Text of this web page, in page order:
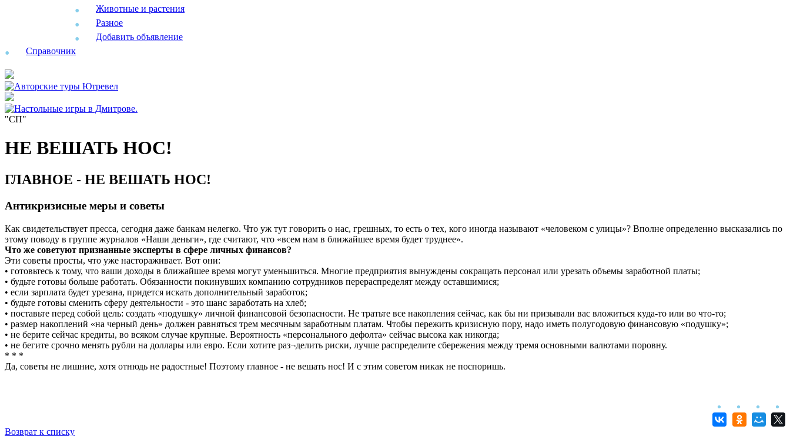
Животные и растения
Разное
Добавить объявление
Справочник
"СП"
НЕ ВЕШАТЬ НОС!
ГЛАВНОЕ - НЕ ВЕШАТЬ НОС!
Антикризисные меры и советы
Как свидетельствует пресса, сегодня даже банкам нелегко. Что уж тут говорить о нас, грешных, то есть о тех, кого иногда называют «человеком с улицы»? Вполне определенно высказались по
этому поводу в группе журналов «Наши деньги», где считают, что «всем нам в ближайшее время будет труднее».
Что же советуют признанные эксперты в сфере личных финансов?
Эти советы просты, что уже настораживает. Вот они:
• готовьтесь к тому, что ваши доходы в ближайшее время могут уменьшиться. Многие предприятия вынуждены сокращать персонал или урезать объемы заработной платы;
• будьте готовы больше работать. Обязанности покинувших компанию сотрудников перераспределят между оставшимися;
• если зарплата будет урезана, придется искать дополнительный заработок;
• будьте готовы сменить сферу деятельности - это шанс заработать на хлеб;
• поставьте перед собой цель: создать «подушку» личной финансовой безопасности. Не тратьте все накопления сейчас, как бы ни призывали вас вложиться куда-то или во что-то;
• размер накоплений «на черный день» должен равняться трем месячным заработным платам. Чтобы пережить кризисную пору, надо иметь полугодовую финансовую «подушку»;
• не берите сейчас кредиты, во всяком случае крупные. Вероятность «персонального дефолта» сейчас высока как никогда;
• не бегите срочно менять рубли на доллары или евро. Если хотите раз¬делить риски, лучше распределите сбережения между тремя основными валютами поровну.
* * *
Да, советы не лишние, хотя отнюдь не радостные! Поэтому главное - не вешать нос! И с этим советом никак не поспоришь.
Возврат к списку